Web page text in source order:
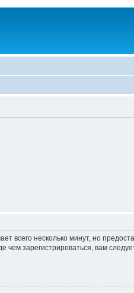
всего несколько минут, но
зарегистрироваться, вам